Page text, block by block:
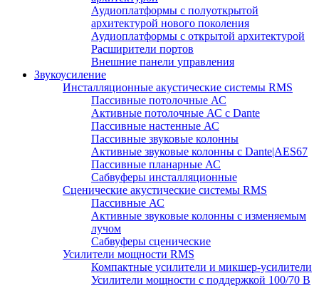
Аудиоплатформы с полуоткрытой
архитектурой нового поколения
Аудиоплатформы с открытой архитектурой
Расширители портов
Внешние панели управления
Звукоусиление
Инсталляционные акустические системы RMS
Пассивные потолочные АС
Активные потолочные АС с Dante
Пассивные настенные АС
Пассивные звуковые колонны
Активные звуковые колонны с Dante|AES67
Пассивные планарные АС
Сабвуферы инсталляционные
Сценические акустические системы RMS
Пассивные АС
Активные звуковые колонны с изменяемым
лучом
Сабвуферы сценические
Усилители мощности RMS
Компактные усилители и микшер-усилители
Усилители мощности с поддержкой 100/70 В